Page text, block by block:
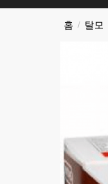
홈 / 탈모